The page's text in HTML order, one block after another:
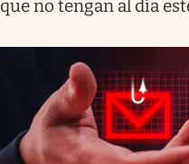
que no tengan al día